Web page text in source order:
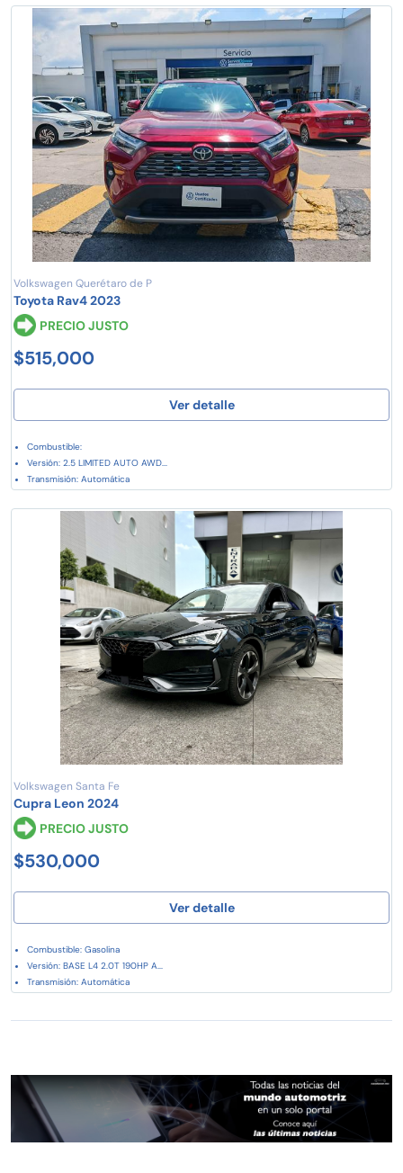
Volkswagen Querétaro de P
Toyota Rav4 2023
PRECIO JUSTO
$515,000
Ver detalle
Combustible:
Versión: 2.5 LIMITED AUTO AWD...
Transmisión: Automática
Volkswagen Santa Fe
Cupra Leon 2024
PRECIO JUSTO
$530,000
Ver detalle
Combustible: Gasolina
Versión: BASE L4 2.0T 190HP A...
Transmisión: Automática